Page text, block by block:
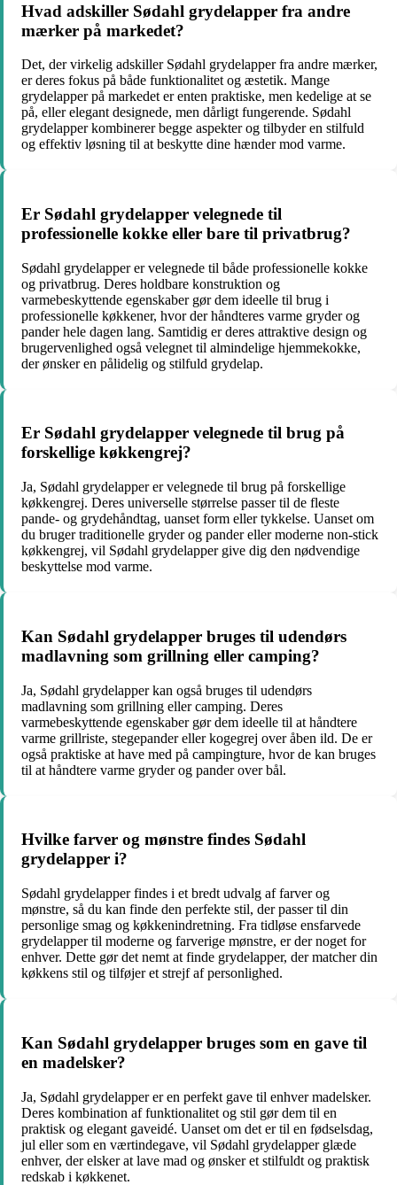
Hvad adskiller Sødahl grydelapper fra andre
mærker på markedet?
Det, der virkelig adskiller Sødahl grydelapper fra andre mærker,
er deres fokus på både funktionalitet og æstetik. Mange
grydelapper på markedet er enten praktiske, men kedelige at se
på, eller elegant designede, men dårligt fungerende. Sødahl
grydelapper kombinerer begge aspekter og tilbyder en stilfuld
og effektiv løsning til at beskytte dine hænder mod varme.
Er Sødahl grydelapper velegnede til
professionelle kokke eller bare til privatbrug?
Sødahl grydelapper er velegnede til både professionelle kokke
og privatbrug. Deres holdbare konstruktion og
varmebeskyttende egenskaber gør dem ideelle til brug i
professionelle køkkener, hvor der håndteres varme gryder og
pander hele dagen lang. Samtidig er deres attraktive design og
brugervenlighed også velegnet til almindelige hjemmekokke,
der ønsker en pålidelig og stilfuld grydelap.
Er Sødahl grydelapper velegnede til brug på
forskellige køkkengrej?
Ja, Sødahl grydelapper er velegnede til brug på forskellige
køkkengrej. Deres universelle størrelse passer til de fleste
pande- og grydehåndtag, uanset form eller tykkelse. Uanset om
du bruger traditionelle gryder og pander eller moderne non-stick
køkkengrej, vil Sødahl grydelapper give dig den nødvendige
beskyttelse mod varme.
Kan Sødahl grydelapper bruges til udendørs
madlavning som grillning eller camping?
Ja, Sødahl grydelapper kan også bruges til udendørs
madlavning som grillning eller camping. Deres
varmebeskyttende egenskaber gør dem ideelle til at håndtere
varme grillriste, stegepander eller kogegrej over åben ild. De er
også praktiske at have med på campingture, hvor de kan bruges
til at håndtere varme gryder og pander over bål.
Hvilke farver og mønstre findes Sødahl
grydelapper i?
Sødahl grydelapper findes i et bredt udvalg af farver og
mønstre, så du kan finde den perfekte stil, der passer til din
personlige smag og køkkenindretning. Fra tidløse ensfarvede
grydelapper til moderne og farverige mønstre, er der noget for
enhver. Dette gør det nemt at finde grydelapper, der matcher din
køkkens stil og tilføjer et strejf af personlighed.
Kan Sødahl grydelapper bruges som en gave til
en madelsker?
Ja, Sødahl grydelapper er en perfekt gave til enhver madelsker.
Deres kombination af funktionalitet og stil gør dem til en
praktisk og elegant gaveidé. Uanset om det er til en fødselsdag,
jul eller som en værtindegave, vil Sødahl grydelapper glæde
enhver, der elsker at lave mad og ønsker et stilfuldt og praktisk
redskab i køkkenet.